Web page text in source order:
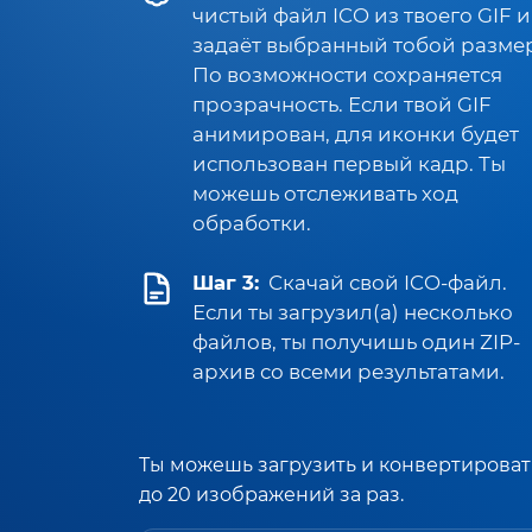
чистый файл ICO из твоего GIF и
задаёт выбранный тобой
По возможности сохраняется
прозрачность. Если твой GIF
анимирован, для иконки будет
использован первый кадр. Ты
можешь отслеживать ход
обработки.
Шаг 3: Скачай свой ICO-файл.
Если ты загрузил(а) несколько
файлов, ты получишь один ZIP-
архив со всеми результатами.
Ты можешь загрузить и
до 20 изображений за раз.